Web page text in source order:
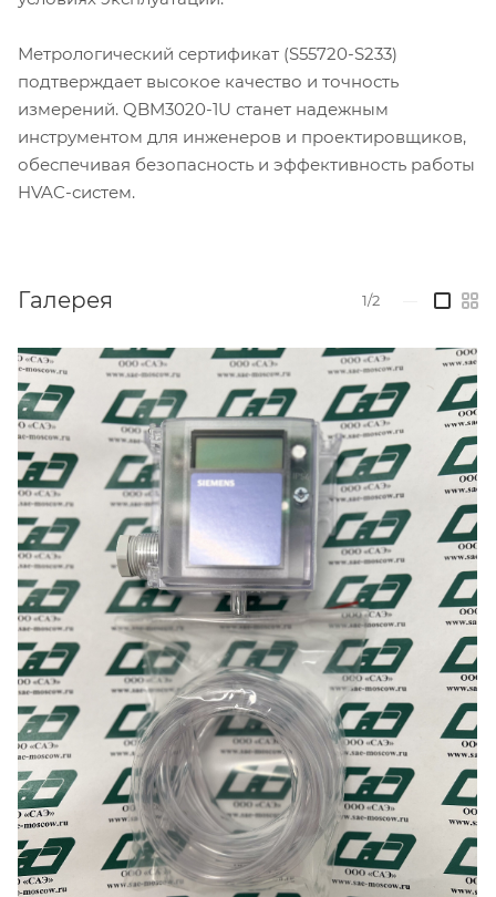
Метрологический сертификат (S55720-S233)
подтверждает высокое качество и точность
измерений. QBM3020-1U станет надежным
инструментом для инженеров и проектировщиков,
обеспечивая безопасность и эффективность работы
HVAC-систем.
Галерея 1/2